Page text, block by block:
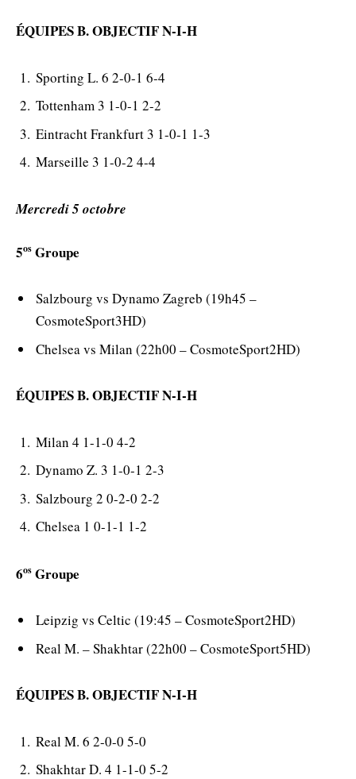
ÉQUIPES B. OBJECTIF N-I-H
Sporting L. 6 2-0-1 6-4
Tottenham 3 1-0-1 2-2
Eintracht Frankfurt 3 1-0-1 1-3
Marseille 3 1-0-2 4-4
Mercredi 5 octobre
5os Groupe
Salzbourg vs Dynamo Zagreb (19h45 –
CosmoteSport3HD)
Chelsea vs Milan (22h00 – CosmoteSport2HD)
ÉQUIPES B. OBJECTIF N-I-H
Milan 4 1-1-0 4-2
Dynamo Z. 3 1-0-1 2-3
Salzbourg 2 0-2-0 2-2
Chelsea 1 0-1-1 1-2
6os Groupe
Leipzig vs Celtic (19:45 – CosmoteSport2HD)
Real M. – Shakhtar (22h00 – CosmoteSport5HD)
ÉQUIPES B. OBJECTIF N-I-H
Real M. 6 2-0-0 5-0
Shakhtar D. 4 1-1-0 5-2